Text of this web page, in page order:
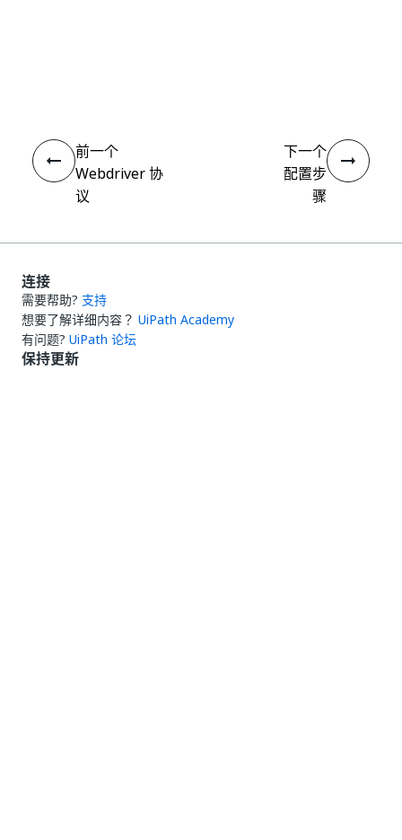
前一个
Webdriver 协
议
下一个
配置步
骤
连接
需要帮助? 支持
想要了解详细内容？ UiPath Academy
有问题? UiPath 论坛
保持更新